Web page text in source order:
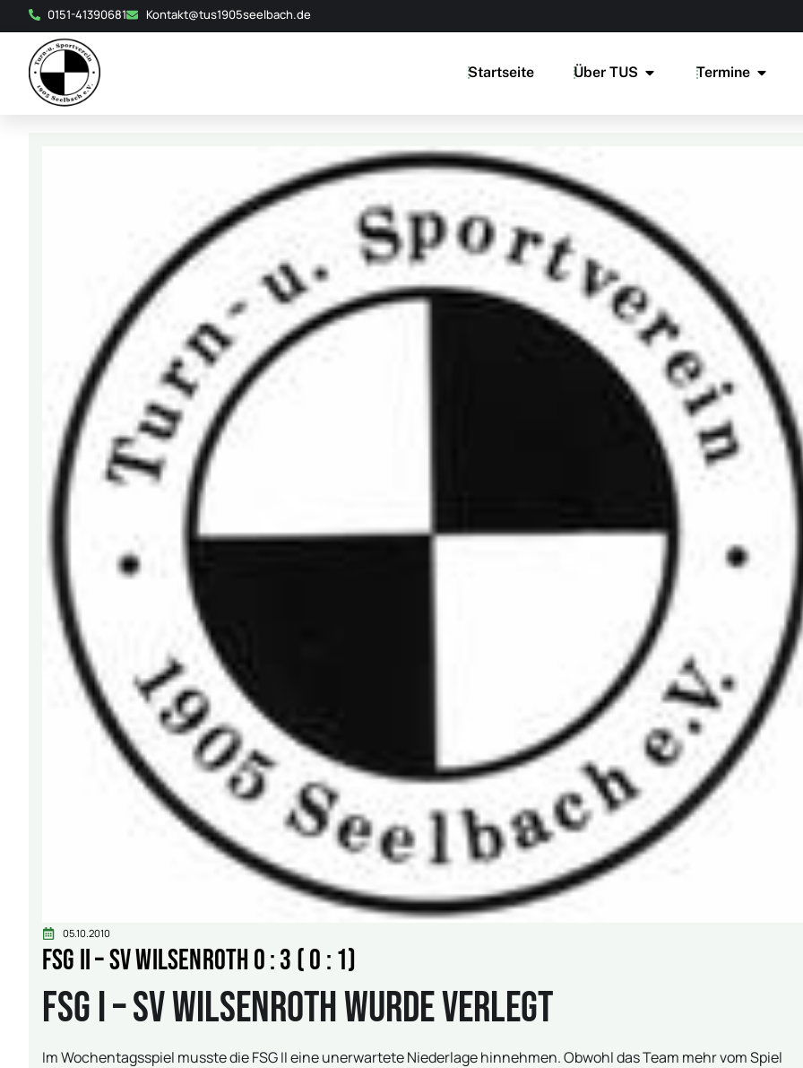
0151-41390681 Kontakt@tus1905seelbach.de
Startseite Über TUS Termine
05.10.2010
FSG II – SV Wilsenroth 0 : 3 ( 0 : 1)
FSG I – SV Wilsenroth wurde verlegt
Im Wochentagsspiel musste die FSG II eine unerwartete Niederlage hinnehmen. Obwohl das Team mehr vom Spiel